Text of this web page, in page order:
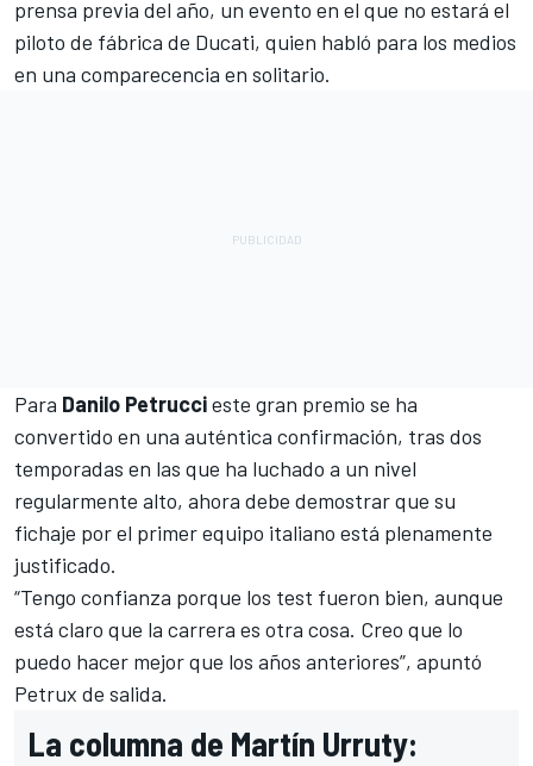
prensa previa del año, un evento en el que no estará el
piloto de fábrica de Ducati, quien habló para los medios
en una comparecencia en solitario.
Para Danilo Petruccieste gran premio se ha
convertido en una auténtica confirmación, tras dos
temporadas en las que ha luchado a un nivel
regularmente alto, ahora debe demostrar que su
fichaje por el primer equipo italiano está plenamente
justificado.
“Tengo confianza porque los test fueron bien, aunque
está claro que la carrera es otra cosa. Creo que lo
puedo hacer mejor que los años anteriores”, apuntó
Petrux de salida.
La columna de Martín Urruty: